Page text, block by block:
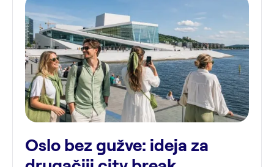
Oslo bez gužve: ideja za